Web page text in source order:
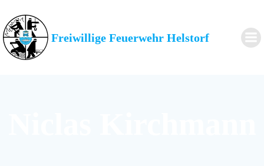
springen
Freiwillige Feuerwehr Helstorf